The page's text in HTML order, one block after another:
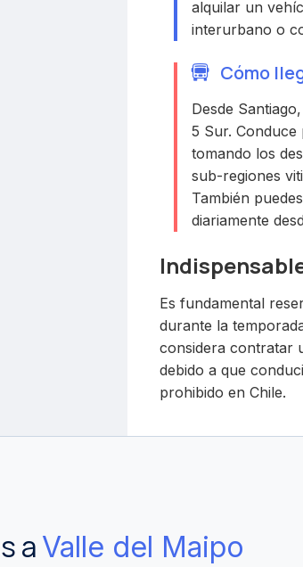
alquilar un
interurbano o
Cómo
Desde
5 Sur.
tomando los
sub-regiones
También
diariamente
Es fundamental
durante la
considera contratar
debido a que
prohibido en Chile.
a Valle del Maipo